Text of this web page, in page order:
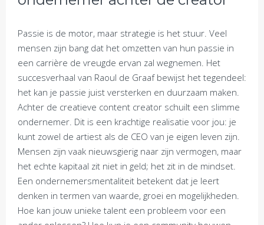
Passie is de motor, maar strategie is het stuur. Veel
mensen zijn bang dat het omzetten van hun passie in
een carrière de vreugde ervan zal wegnemen. Het
succesverhaal van Raoul de Graaf bewijst het tegendeel:
het kan je passie juist versterken en duurzaam maken.
Achter de creatieve content creator schuilt een slimme
ondernemer. Dit is een krachtige realisatie voor jou: je
kunt zowel de artiest als de CEO van je eigen leven zijn.
Mensen zijn vaak nieuwsgierig naar zijn vermogen, maar
het echte kapitaal zit niet in geld; het zit in de mindset.
Een ondernemersmentaliteit betekent dat je leert
denken in termen van waarde, groei en mogelijkheden.
Hoe kan jouw unieke talent een probleem voor een